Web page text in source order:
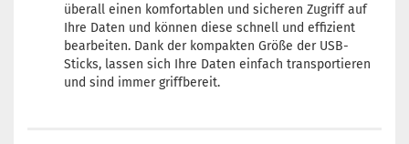
überall einen komfortablen und sicheren Zugriff auf
Ihre Daten und können diese schnell und effizient
bearbeiten. Dank der kompakten Größe der USB-
Sticks, lassen sich Ihre Daten einfach transportieren
und sind immer griffbereit.